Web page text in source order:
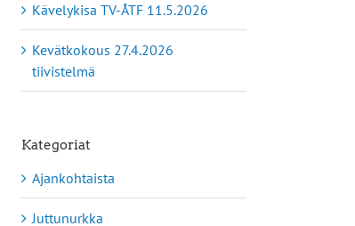
Kävelykisa TV-ÅTF 11.5.2026
Kevätkokous 27.4.2026
tiivistelmä
Kategoriat
Ajankohtaista
Juttunurkka